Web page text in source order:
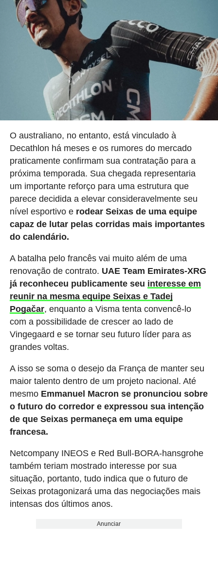
O australiano, no entanto, está vinculado à
Decathlon há meses e os rumores do mercado
praticamente confirmam sua contratação para a
próxima temporada. Sua chegada representaria
um importante reforço para uma estrutura que
parece decidida a elevar consideravelmente seu
nível esportivo e rodear Seixas de uma equipe
capaz de lutar pelas corridas mais importantes
do calendário.
A batalha pelo francês vai muito além de uma
renovação de contrato. UAE Team Emirates-XRG
já reconheceu publicamente seu interesse em
reunir na mesma equipe Seixas e Tadej
Pogačar, enquanto a Visma tenta convencê-lo
com a possibilidade de crescer ao lado de
Vingegaard e se tornar seu futuro líder para as
grandes voltas.
A isso se soma o desejo da França de manter seu
maior talento dentro de um projeto nacional. Até
mesmo Emmanuel Macron se pronunciou sobre
o futuro do corredor e expressou sua intenção
de que Seixas permaneça em uma equipe
francesa.
Netcompany INEOS e Red Bull-BORA-hansgrohe
também teriam mostrado interesse por sua
situação, portanto, tudo indica que o futuro de
Seixas protagonizará uma das negociações mais
intensas dos últimos anos.
Anunciar